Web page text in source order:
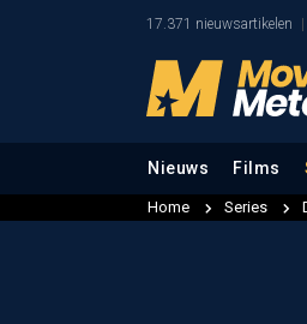
17.371 nieuwsartikelen
Nieuws Films
Home Series